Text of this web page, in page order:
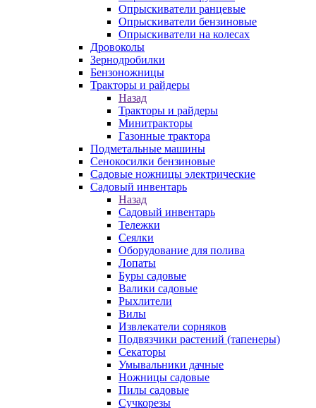
Опрыскиватели ранцевые
Опрыскиватели бензиновые
Опрыскиватели на колесах
Дровоколы
Зернодробилки
Бензоножницы
Тракторы и райдеры
Назад
Тракторы и райдеры
Минитракторы
Газонные трактора
Подметальные машины
Сенокосилки бензиновые
Садовые ножницы электрические
Садовый инвентарь
Назад
Садовый инвентарь
Тележки
Сеялки
Оборудование для полива
Лопаты
Буры садовые
Валики садовые
Рыхлители
Вилы
Извлекатели сорняков
Подвязчики растений (тапенеры)
Секаторы
Умывальники дачные
Ножницы садовые
Пилы садовые
Сучкорезы